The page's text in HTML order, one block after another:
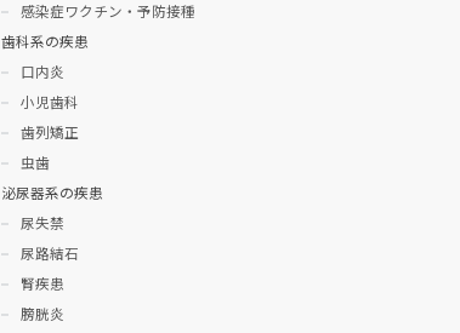
感染症ワクチン・予防接種
歯科系の疾患
口内炎
小児歯科
歯列矯正
虫歯
泌尿器系の疾患
尿失禁
尿路結石
腎疾患
膀胱炎